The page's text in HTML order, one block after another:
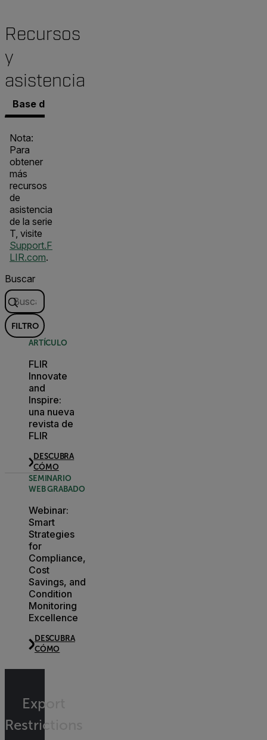
Recursos
y
asistencia
Base de conocimientos
Nota:
Para
obtener
más
recursos
de
asistencia
de la serie
T, visite
Support.F
LIR.com.
Buscar
FILTRO
ARTÍCULO
FLIR
Innovate
and
Inspire:
una nueva
revista de
FLIR
DESCUBRA
CÓMO
SEMINARIO
WEB GRABADO
Webinar:
Smart
Strategies
for
Compliance,
Cost
Savings, and
Condition
Monitoring
Excellence
DESCUBRA
CÓMO
Export
Restrictions